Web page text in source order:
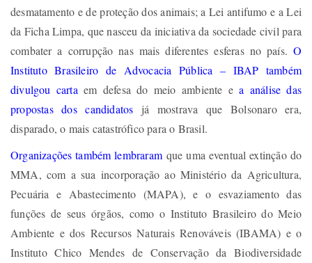
desmatamento e de proteção dos animais; a Lei antifumo e a Lei
da Ficha Limpa, que nasceu da iniciativa da sociedade civil para
combater a corrupção nas mais diferentes esferas no país. O
Instituto Brasileiro de Advocacia Pública – IBAP também
divulgou carta em defesa do meio ambiente ea análise das
propostas dos candidatos já mostrava que Bolsonaro era,
disparado, o mais catastrófico para o Brasil.
Organizações também lembraram que uma eventual extinção do
MMA, com a sua incorporação ao Ministério da Agricultura,
Pecuária e Abastecimento (MAPA), e o esvaziamento das
funções de seus órgãos, como o Instituto Brasileiro do Meio
Ambiente e dos Recursos Naturais Renováveis (IBAMA) e o
Instituto Chico Mendes de Conservação da Biodiversidade